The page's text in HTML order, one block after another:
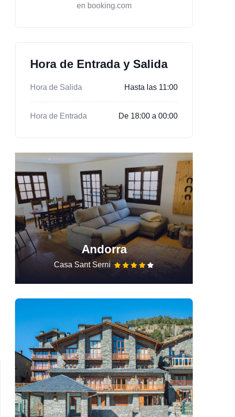
en booking.com
Hora de Entrada y Salida
Hora de Salida Hasta las 11:00
Hora de Entrada De 18:00 a 00:00
Andorra
Casa Sant Serni